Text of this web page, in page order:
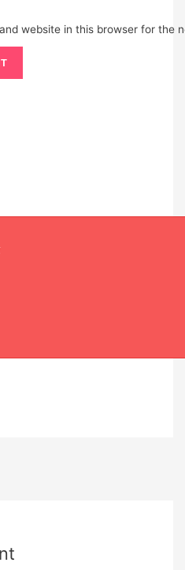
website in this browser for the